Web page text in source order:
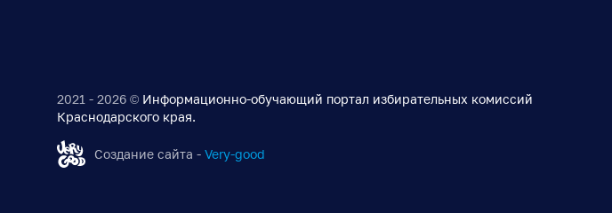
2021 - 2026 © Информационно-обучающий портал избирательных комиссий
Краснодарского края.
Создание сайта - Very-good